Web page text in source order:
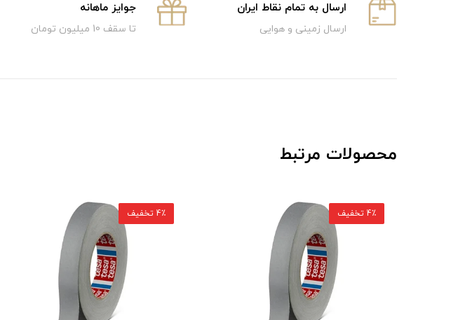
ارسال به تمام نقاط ایران
ارسال زمینی و هوایی
جوایز ماهانه
تا سقف 10 میلیون تومان
محصولات مرتبط
4٪ تخفیف 4٪ تخفیف